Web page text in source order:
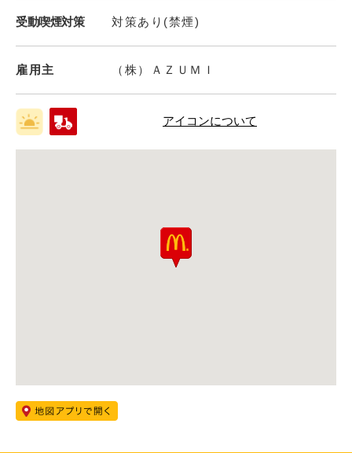
受動喫煙対策 対策あり(禁煙)
雇用主 （株）ＡＺＵＭＩ
アイコンについて